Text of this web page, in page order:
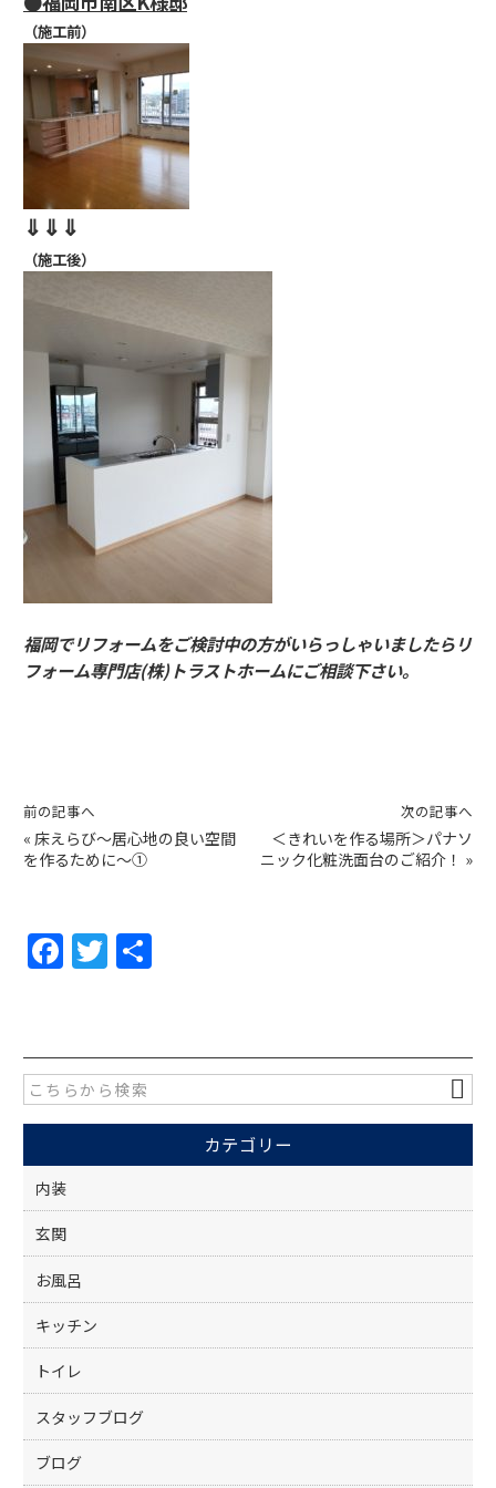
（施工前）
⇓⇓⇓
（施工後）
福岡でリフォームをご検討中の方がいらっしゃいましたらリ
フォーム専門店(株)トラストホームにご相談下さい。
前の記事へ
« 床えらび～居心地の良い空間
を作るために～①
次の記事へ
＜きれいを作る場所＞パナソ
ニック化粧洗面台のご紹介！ »
F
a
e
b
o
o
k
T
w
er
カテゴリー
内装
玄関
お風呂
キッチン
トイレ
スタッフブログ
ブログ